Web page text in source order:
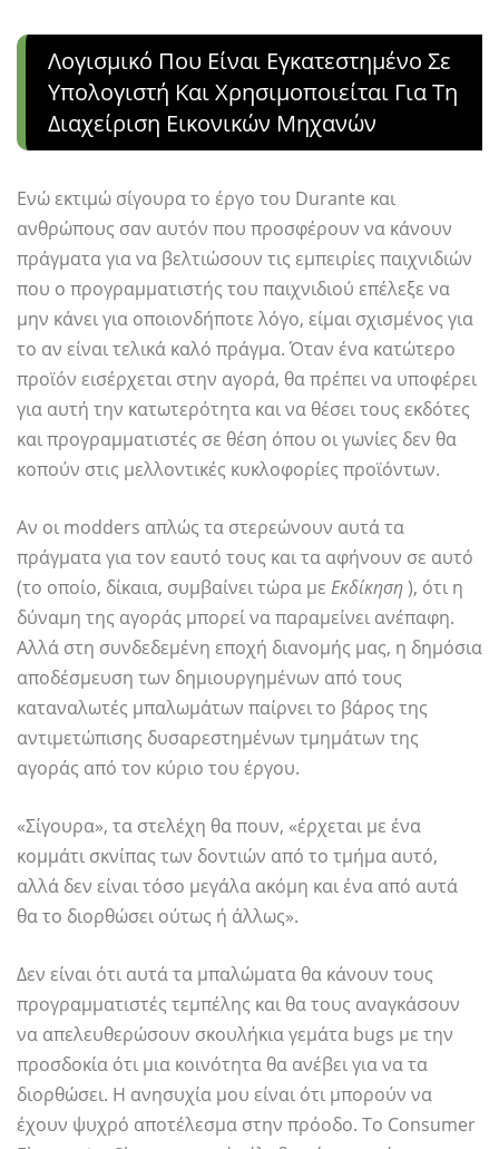
Λογισμικό Που Είναι Εγκατεστημένο Σε
Υπολογιστή Και Χρησιμοποιείται Για Τη
Διαχείριση Εικονικών Μηχανών
Ενώ εκτιμώ σίγουρα το έργο του Durante και
ανθρώπους σαν αυτόν που προσφέρουν να κάνουν
πράγματα για να βελτιώσουν τις εμπειρίες παιχνιδιών
που ο προγραμματιστής του παιχνιδιού επέλεξε να
μην κάνει για οποιονδήποτε λόγο, είμαι σχισμένος για
το αν είναι τελικά καλό πράγμα. Όταν ένα κατώτερο
προϊόν εισέρχεται στην αγορά, θα πρέπει να υποφέρει
για αυτή την κατωτερότητα και να θέσει τους εκδότες
και προγραμματιστές σε θέση όπου οι γωνίες δεν θα
κοπούν στις μελλοντικές κυκλοφορίες προϊόντων.
Αν οι modders απλώς τα στερεώνουν αυτά τα
πράγματα για τον εαυτό τους και τα αφήνουν σε αυτό
(το οποίο, δίκαια, συμβαίνει τώρα με Εκδίκηση), ότι η
δύναμη της αγοράς μπορεί να παραμείνει ανέπαφη.
Αλλά στη συνδεδεμένη εποχή διανομής μας, η δημόσια
αποδέσμευση των δημιουργημένων από τους
καταναλωτές μπαλωμάτων παίρνει το βάρος της
αντιμετώπισης δυσαρεστημένων τμημάτων της
αγοράς από τον κύριο του έργου.
«Σίγουρα», τα στελέχη θα πουν, «έρχεται με ένα
κομμάτι σκνίπας των δοντιών από το τμήμα αυτό,
αλλά δεν είναι τόσο μεγάλα ακόμη και ένα από αυτά
θα το διορθώσει ούτως ή άλλως».
Δεν είναι ότι αυτά τα μπαλώματα θα κάνουν τους
προγραμματιστές τεμπέλης και θα τους αναγκάσουν
να απελευθερώσουν σκουλήκια γεμάτα bugs με την
προσδοκία ότι μια κοινότητα θα ανέβει για να τα
διορθώσει. Η ανησυχία μου είναι ότι μπορούν να
έχουν ψυχρό αποτέλεσμα στην πρόοδο. Το Consumer